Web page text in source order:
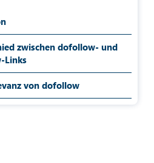
zwischen dofollow- und
Links
von dofollow